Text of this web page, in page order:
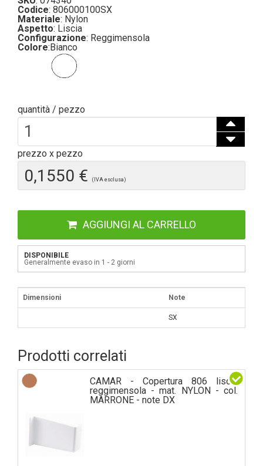
Codice: 806000100SX
Materiale: Nylon
Aspetto: Liscia
Configurazione: Reggimensola
Colore: Bianco
quantità / pezzo
prezzo x pezzo
0,1550 € (IVA esclusa)
AGGIUNGI AL CARRELLO
DISPONIBILE
Generalmente evaso in 1 - 2 giorni
Dimensioni Note
SX
Prodotti correlati
CAMAR - Copertura 806 liscia
reggimensola - mat. NYLON - col.
MARRONE - note DX